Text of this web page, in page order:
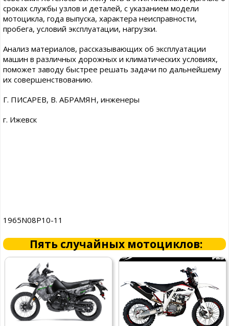
сроках службы узлов и деталей, с указанием модели
мотоцикла, года выпуска, характера неисправности,
пробега, условий эксплуатации, нагрузки.
Анализ материалов, рассказывающих об эксплуатации
машин в различных дорожных и климатических условиях,
поможет заводу быстрее решать задачи по дальнейшему
их совершенствованию.
Г. ПИСАРЕВ, В. АБРАМЯН, инженеры
г. Ижевск
1965N08P10-11
Пять случайных мотоциклов: